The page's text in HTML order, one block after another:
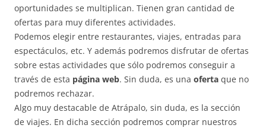
oportunidades se multiplican. Tienen gran cantidad de
ofertas para muy diferentes actividades.
Podemos elegir entre restaurantes, viajes, entradas para
espectáculos, etc. Y además podremos disfrutar de ofertas
sobre estas actividades que sólo podremos conseguir a
través de esta página web. Sin duda, es una oferta que no
podremos rechazar.
Algo muy destacable de Atrápalo, sin duda, es la sección
de viajes. En dicha sección podremos comprar nuestros